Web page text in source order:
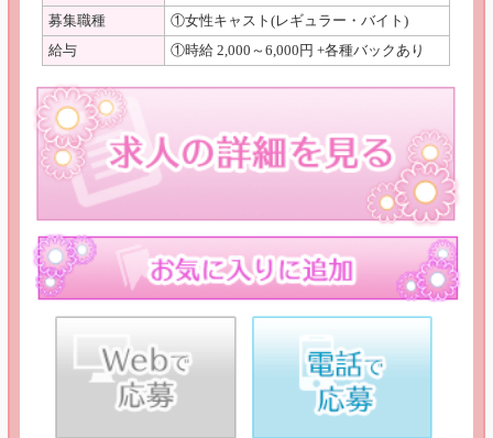
募集職種
①女性キャスト(レギュラー・バイト)
給与
①時給 2,000～6,000円 +各種バックあり